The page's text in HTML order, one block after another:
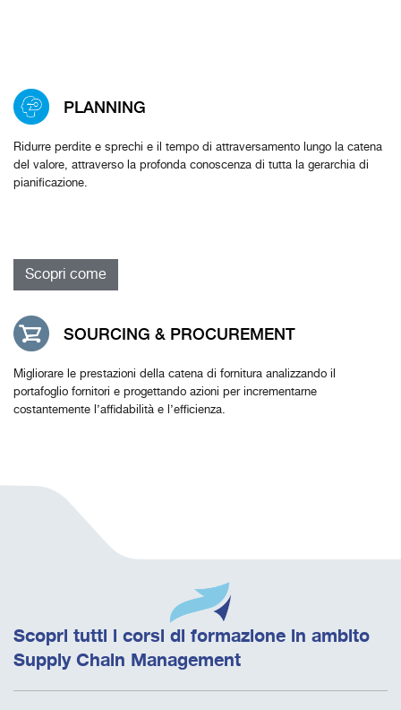
PLANNING
Ridurre perdite e sprechi e il tempo di attraversamento lungo la catena
del valore, attraverso la profonda conoscenza di tutta la gerarchia di
pianificazione.
Scopri come
SOURCING & PROCUREMENT
Migliorare le prestazioni della catena di fornitura analizzando il
portafoglio fornitori e progettando azioni per incrementarne
costantemente l’affidabilità e l’efficienza.
Scopri tutti i corsi di formazione in ambito
Supply Chain Management